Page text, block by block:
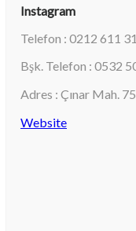
Instagram
Telefon : 0212 611
Bşk. Telefon : 0532
Adres : Çınar Mah.
Website